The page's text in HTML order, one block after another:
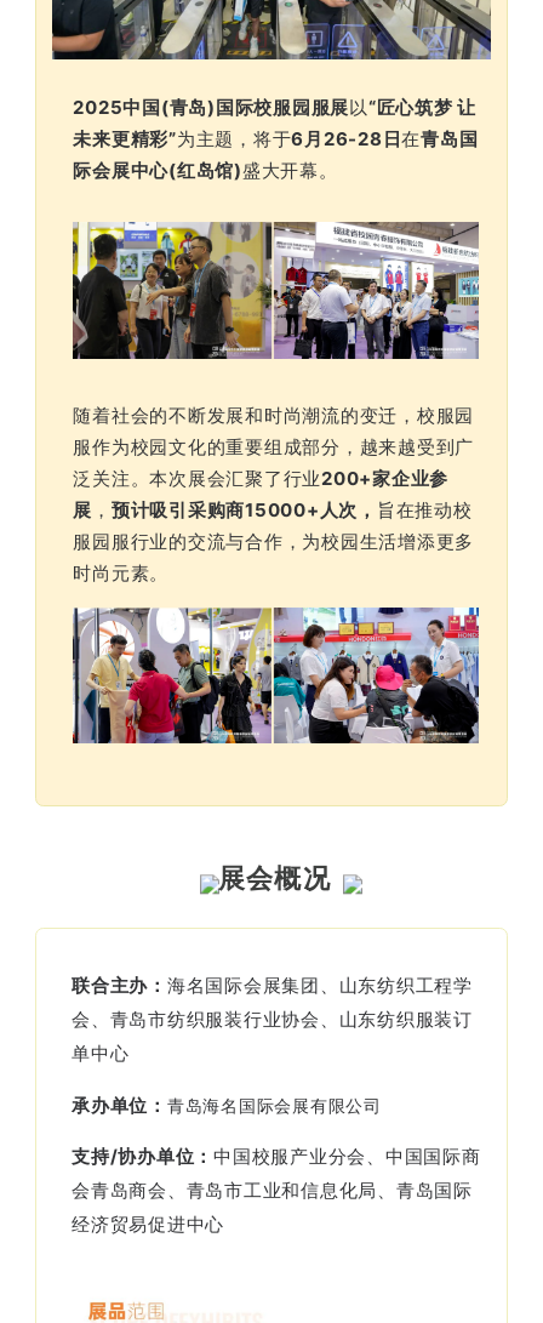
2025中国(青岛)国际校服园服展以“匠心筑梦 让
未来更精彩”为主题，将于6月26-28日在青岛国
际会展中心(红岛馆)盛大开幕。
随着社会的不断发展和时尚潮流的变迁，校服园
服作为校园文化的重要组成部分，越来越受到广
泛关注。本次展会汇聚了行业200+家企业参
展 ， 预计吸引采购商15000+人次， 旨在推动校
服园服行业的交流与合作，为校园生活增添更多
时尚元素。
展会概况
联合主办： 海名国际会展集团、山东纺织工程学
会、青岛市纺织服装行业协会、山东纺织服装订
单中心
承办单位： 青岛海名国际会展有限公司
支持/协办单位： 中国校服产业分会、中国国际商
会青岛商会、青岛市工业和信息化局、青岛国际
经济贸易促进中心